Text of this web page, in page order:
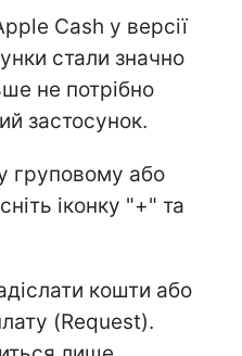
Cash у версії
стали значно
не потрібно
застосунок.
груповому або
іконку "+" та
кошти або
(Request).